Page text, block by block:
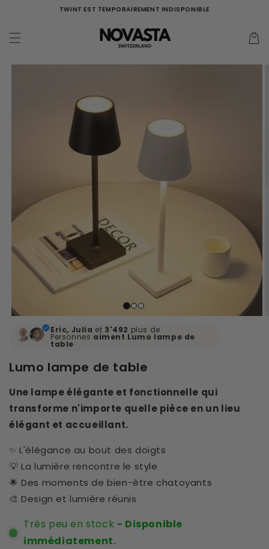
directementTWINT EST TEMPORAIREMENT INDISPONIBLE
Panier
Aller à
Eric, Julia et 3'492 plus de
Personnes aiment Lumo lampe de
table
Lumo lampe de table
Une lampe élégante et fonctionnelle qui
transforme n'importe quelle pièce en un lieu
élégant et accueillant.
✨ L'élégance au bout des doigts
💡 La lumière rencontre le style
🌟 Des moments de bien-être chatoyants
🎨 Design et lumière réunis
Très peu en stock - Disponible
immédiatement.